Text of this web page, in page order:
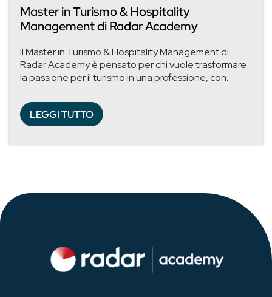
Master in Turismo & Hospitality
Management di Radar Academy
Il Master in Turismo & Hospitality Management di
Radar Academy è pensato per chi vuole trasformare
la passione per il turismo in una professione, con...
LEGGI TUTTO